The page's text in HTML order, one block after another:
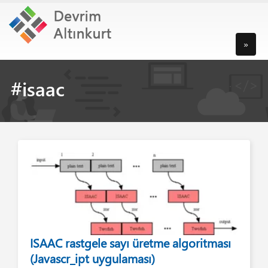
»
#isaac
ISAAC rastgele sayı üretme algoritması
(Javascr_ipt uygulaması)